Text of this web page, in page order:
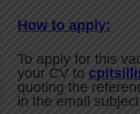
How to apply:
To apply for this
your CV to
quoting the
in the email